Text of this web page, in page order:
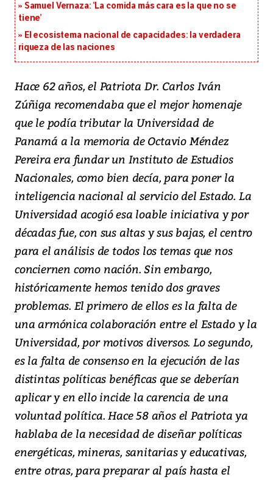
Samuel Vernaza: ‘La comida más cara es la que no se
tiene’
El ecosistema nacional de capacidades: la verdadera
riqueza de las naciones
Hace 62 años, el Patriota Dr. Carlos Iván
Zúñiga recomendaba que el mejor homenaje
que le podía tributar la Universidad de
Panamá a la memoria de Octavio Méndez
Pereira era fundar un Instituto de Estudios
Nacionales, como bien decía, para poner la
inteligencia nacional al servicio del Estado. La
Universidad acogió esa loable iniciativa y por
décadas fue, con sus altas y sus bajas, el centro
para el análisis de todos los temas que nos
conciernen como nación. Sin embargo,
históricamente hemos tenido dos graves
problemas. El primero de ellos es la falta de
una armónica colaboración entre el Estado y la
Universidad, por motivos diversos. Lo segundo,
es la falta de consenso en la ejecución de las
distintas políticas benéficas que se deberían
aplicar y en ello incide la carencia de una
voluntad política. Hace 58 años el Patriota ya
hablaba de la necesidad de diseñar políticas
energéticas, mineras, sanitarias y educativas,
entre otras, para preparar al país hasta el